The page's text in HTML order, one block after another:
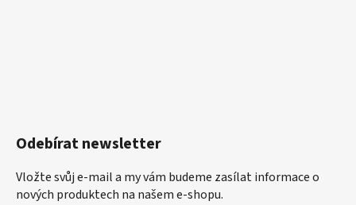
Odebírat newsletter
Vložte svůj e-mail a my vám budeme zasílat informace o
nových produktech na našem e-shopu.